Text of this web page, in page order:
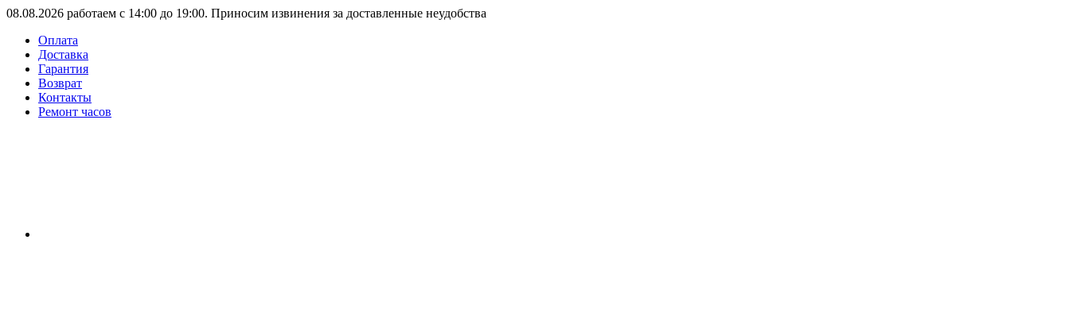
08.08.2026 работаем с 14:00 до 19:00. Приносим извинения за доставленные неудобства
Оплата
Доставка
Гарантия
Возврат
Контакты
Ремонт часов